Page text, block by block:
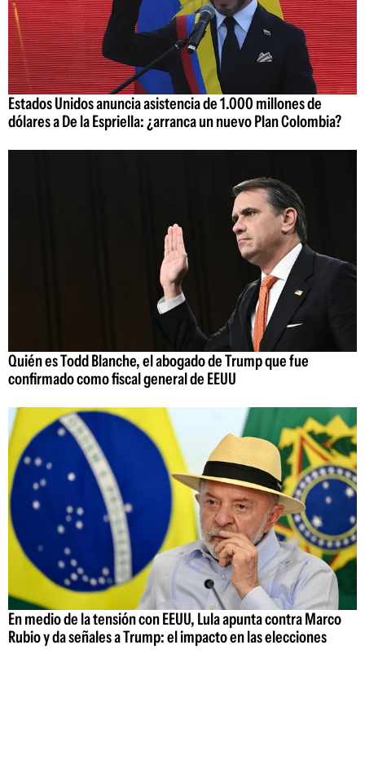
Estados Unidos anuncia asistencia de 1.000 millones de
dólares a De la Espriella: ¿arranca un nuevo Plan Colombia?
Quién es Todd Blanche, el abogado de Trump que fue
confirmado como fiscal general de EEUU
En medio de la tensión con EEUU, Lula apunta contra Marco
Rubio y da señales a Trump: el impacto en las elecciones